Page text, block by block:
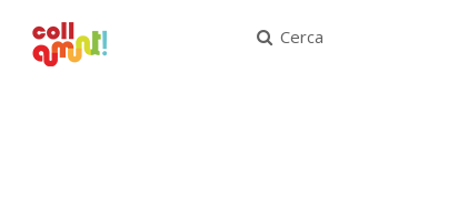
Cerca